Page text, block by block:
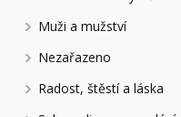
Muži a mužství
Nezařazeno
Radost, štěstí a láska